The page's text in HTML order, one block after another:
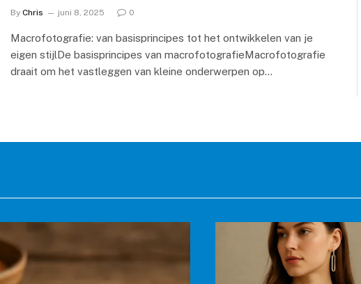
By Chris juni 8, 2025 0
Macrofotografie: van basisprincipes tot het ontwikkelen van je
eigen stijlDe basisprincipes van macrofotografieMacrofotografie
draait om het vastleggen van kleine onderwerpen op…